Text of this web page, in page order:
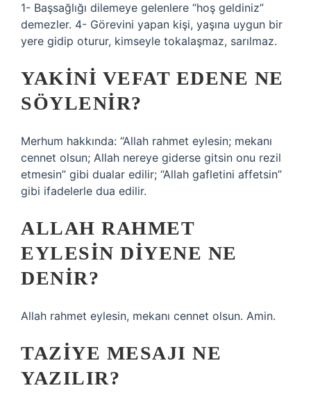
1- Başsağlığı dilemeye gelenlere “hoş geldiniz”
demezler. 4- Görevini yapan kişi, yaşına uygun bir
yere gidip oturur, kimseyle tokalaşmaz, sarılmaz.
YAKINI VEFAT EDENE NE
SÖYLENIR?
Merhum hakkında: “Allah rahmet eylesin; mekanı
cennet olsun; Allah nereye giderse gitsin onu rezil
etmesin” gibi dualar edilir; “Allah gafletini affetsin”
gibi ifadelerle dua edilir.
ALLAH RAHMET
EYLESIN DIYENE NE
DENIR?
Allah rahmet eylesin, mekanı cennet olsun. Amin.
TAZIYE MESAJI NE
YAZILIR?